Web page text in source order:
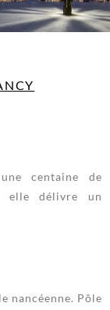
centaine de
elle délivre un
nancéenne. Pôle